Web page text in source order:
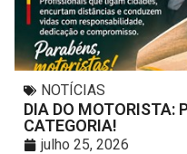
NOTÍCIAS
DIA DO MOTORISTA:
CATEGORIA!
julho 25, 2026